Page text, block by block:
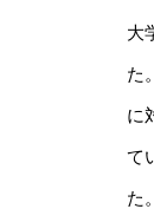
大
た
に
て
た。